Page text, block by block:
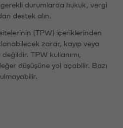
durumlarda hukuk, vergi
destek alın.
(TPW) içeriklerinden
zarar, kayıp veya
TPW kullanımı,
düşüşüne yol açabilir. Bazı